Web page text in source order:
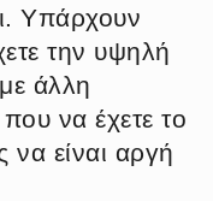
Υπάρχουν
την υψηλή
άλλη
που να έχετε το
είναι αργή